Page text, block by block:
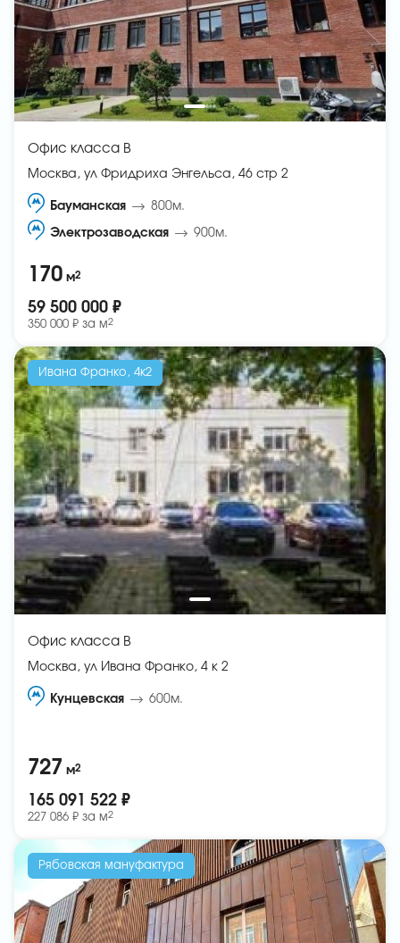
Офис класса B
Москва, ул Фридриха Энгельса, 46 стр 2
Бауманская 800м.
Электрозаводская 900м.
170 м2
59 500 000 ₽
350 000 ₽ за м2
Ивана Франко, 4к2
Офис класса B
Москва, ул Ивана Франко, 4 к 2
Кунцевская 600м.
727 м2
165 091 522 ₽
227 086 ₽ за м2
Рябовская мануфактура